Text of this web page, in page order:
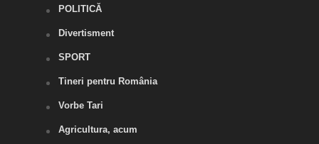
POLITICĂ
Divertisment
SPORT
Tineri pentru România
Vorbe Tari
Agricultura, acum